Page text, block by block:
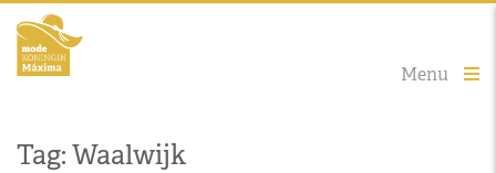
Menu
Tag: Waalwijk